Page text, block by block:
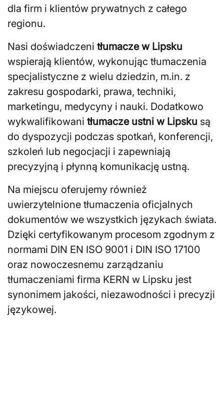
dla firm i klientów prywatnych z całego
regionu.
Nasi doświadczeni tłumacze w Lipsku
wspierają klientów, wykonując tłumaczenia
specjalistyczne z wielu dziedzin, m.in. z
zakresu gospodarki, prawa, techniki,
marketingu, medycyny i nauki. Dodatkowo
wykwalifikowani tłumacze ustni w Lipsku są
do dyspozycji podczas spotkań, konferencji,
szkoleń lub negocjacji i zapewniają
precyzyjną i płynną komunikację ustną.
Na miejscu oferujemy również
uwierzytelnione tłumaczenia oficjalnych
dokumentów we wszystkich językach świata.
Dzięki certyfikowanym procesom zgodnym z
normami DIN EN ISO 9001 i DIN ISO 17100
oraz nowoczesnemu zarządzaniu
tłumaczeniami firma KERN w Lipsku jest
synonimem jakości, niezawodności i precyzji
językowej.